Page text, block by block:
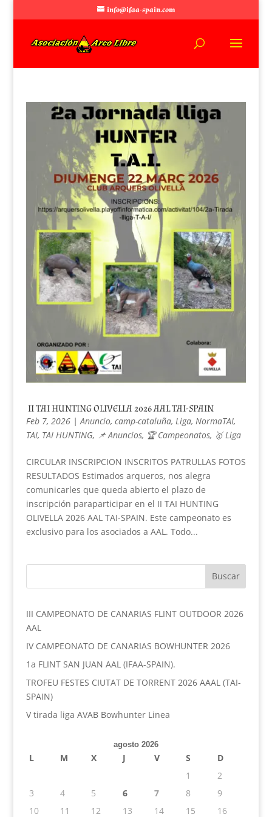
info@ifaa-spain.com
II TAI HUNTING OLIVELLA 2026 AAL TAI-SPAIN
Feb 7, 2026| Anuncio, camp-cataluña, Liga, NormaTAI,
TAI, TAI HUNTING, 📌 Anuncios, 🏆 Campeonatos, 🥇 Liga
CIRCULAR INSCRIPCION INSCRITOS PATRULLAS FOTOS
RESULTADOS Estimados arqueros, nos alegra
comunicarles que queda abierto el plazo de
inscripción paraparticipar en el II TAI HUNTING
OLIVELLA 2026 AAL TAI-SPAIN. Este campeonato es
exclusivo para los asociados a AAL. Todo...
III CAMPEONATO DE CANARIAS FLINT OUTDOOR 2026
AAL
IV CAMPEONATO DE CANARIAS BOWHUNTER 2026
1a FLINT SAN JUAN AAL (IFAA-SPAIN).
TROFEU FESTES CIUTAT DE TORRENT 2026 AAAL (TAI-
SPAIN)
V tirada liga AVAB Bowhunter Linea
agosto 2026
L M X J V S
D
1
2
3
4 5 6 7 8
9
10
11 12 13 14 15 16